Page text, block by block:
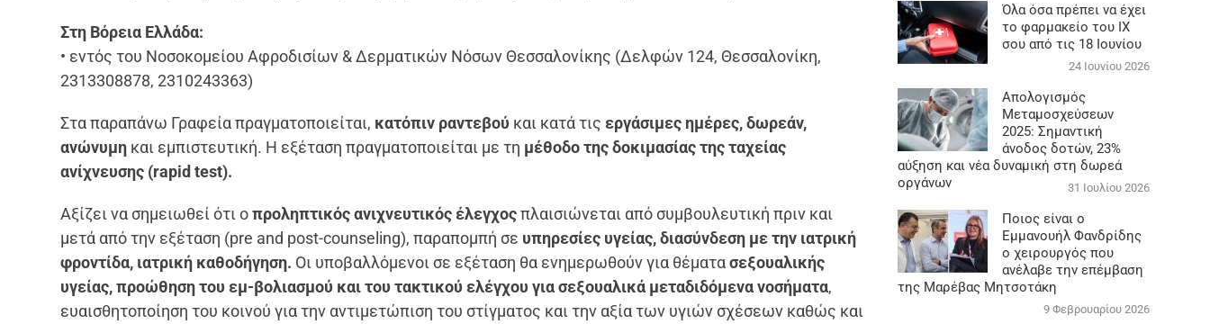
Στη Βόρεια Ελλάδα:
• εντός του Νοσοκομείου Αφροδισίων & Δερματικών Νόσων Θεσσαλονίκης (Δελφών 124, Θεσσαλονίκη,
2313308878, 2310243363)
Στα παραπάνω Γραφεία πραγματοποιείται, κατόπιν ραντεβού και κατά τις εργάσιμες ημέρες, δωρεάν,
ανώνυμη και εμπιστευτική. Η εξέταση πραγματοποιείται με τη μέθοδο της δοκιμασίας της ταχείας
ανίχνευσης (rapid test).
Αξίζει να σημειωθεί ότι οπροληπτικός ανιχνευτικός έλεγχοςπλαισιώνεται από συμβουλευτική πριν και
μετά από την εξέταση (pre and post-counseling), παραπομπή σε υπηρεσίες υγείας, διασύνδεση με την ιατρική
φροντίδα, ιατρική καθοδήγηση. Οι υποβαλλόμενοι σε εξέταση θα ενημερωθούν για θέματασεξουαλικής
υγείας, προώθηση του εμ-βολιασμού και του τακτικού ελέγχου για σεξουαλικά μεταδιδόμενα νοσήματα,
ευαισθητοποίηση του κοινού για την αντιμετώπιση του στίγματος και την αξία των υγιών σχέσεων καθώς και
Όλα όσα πρέπει να έχει
το φαρμακείο του ΙΧ
σου από τις 18 Ιουνίου
24 Ιουνίου 2026
Απολογισμός
Μεταμοσχεύσεων
2025: Σημαντική
άνοδος δοτών, 23%
αύξηση και νέα δυναμική στη δωρεά
οργάνων
31 Ιουλίου 2026
Ποιος είναι ο
Εμμανουήλ Φανδρίδης
ο χειρουργός που
ανέλαβε την επέμβαση
της Μαρέβας Μητσοτάκη
9 Φεβρουαρίου 2026